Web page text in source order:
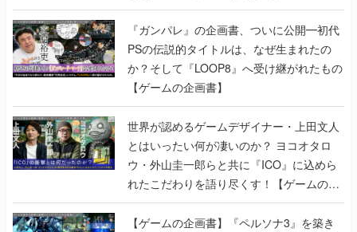
書】
『ガンパレ』の企画書、ついに公開━初代
PSの伝説的タイトルは、なぜ生まれたの
か？そして『LOOP8』へ受け継がれたもの
【ゲームの企画書】
世界が認めるゲームデザイナー・上田文人
とはいったい何が凄いのか？ ヨコオタロ
ウ・外山圭一郎らと共に『ICO』に込めら
れたこだわりを語り尽くす！【ゲームの企
画書】
【ゲームの企画書】『ペルソナ3』を築き